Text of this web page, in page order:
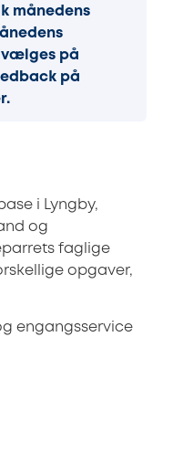
månedens
på
på
i Lyngby,
og
faglige
opgaver,
engangsservice